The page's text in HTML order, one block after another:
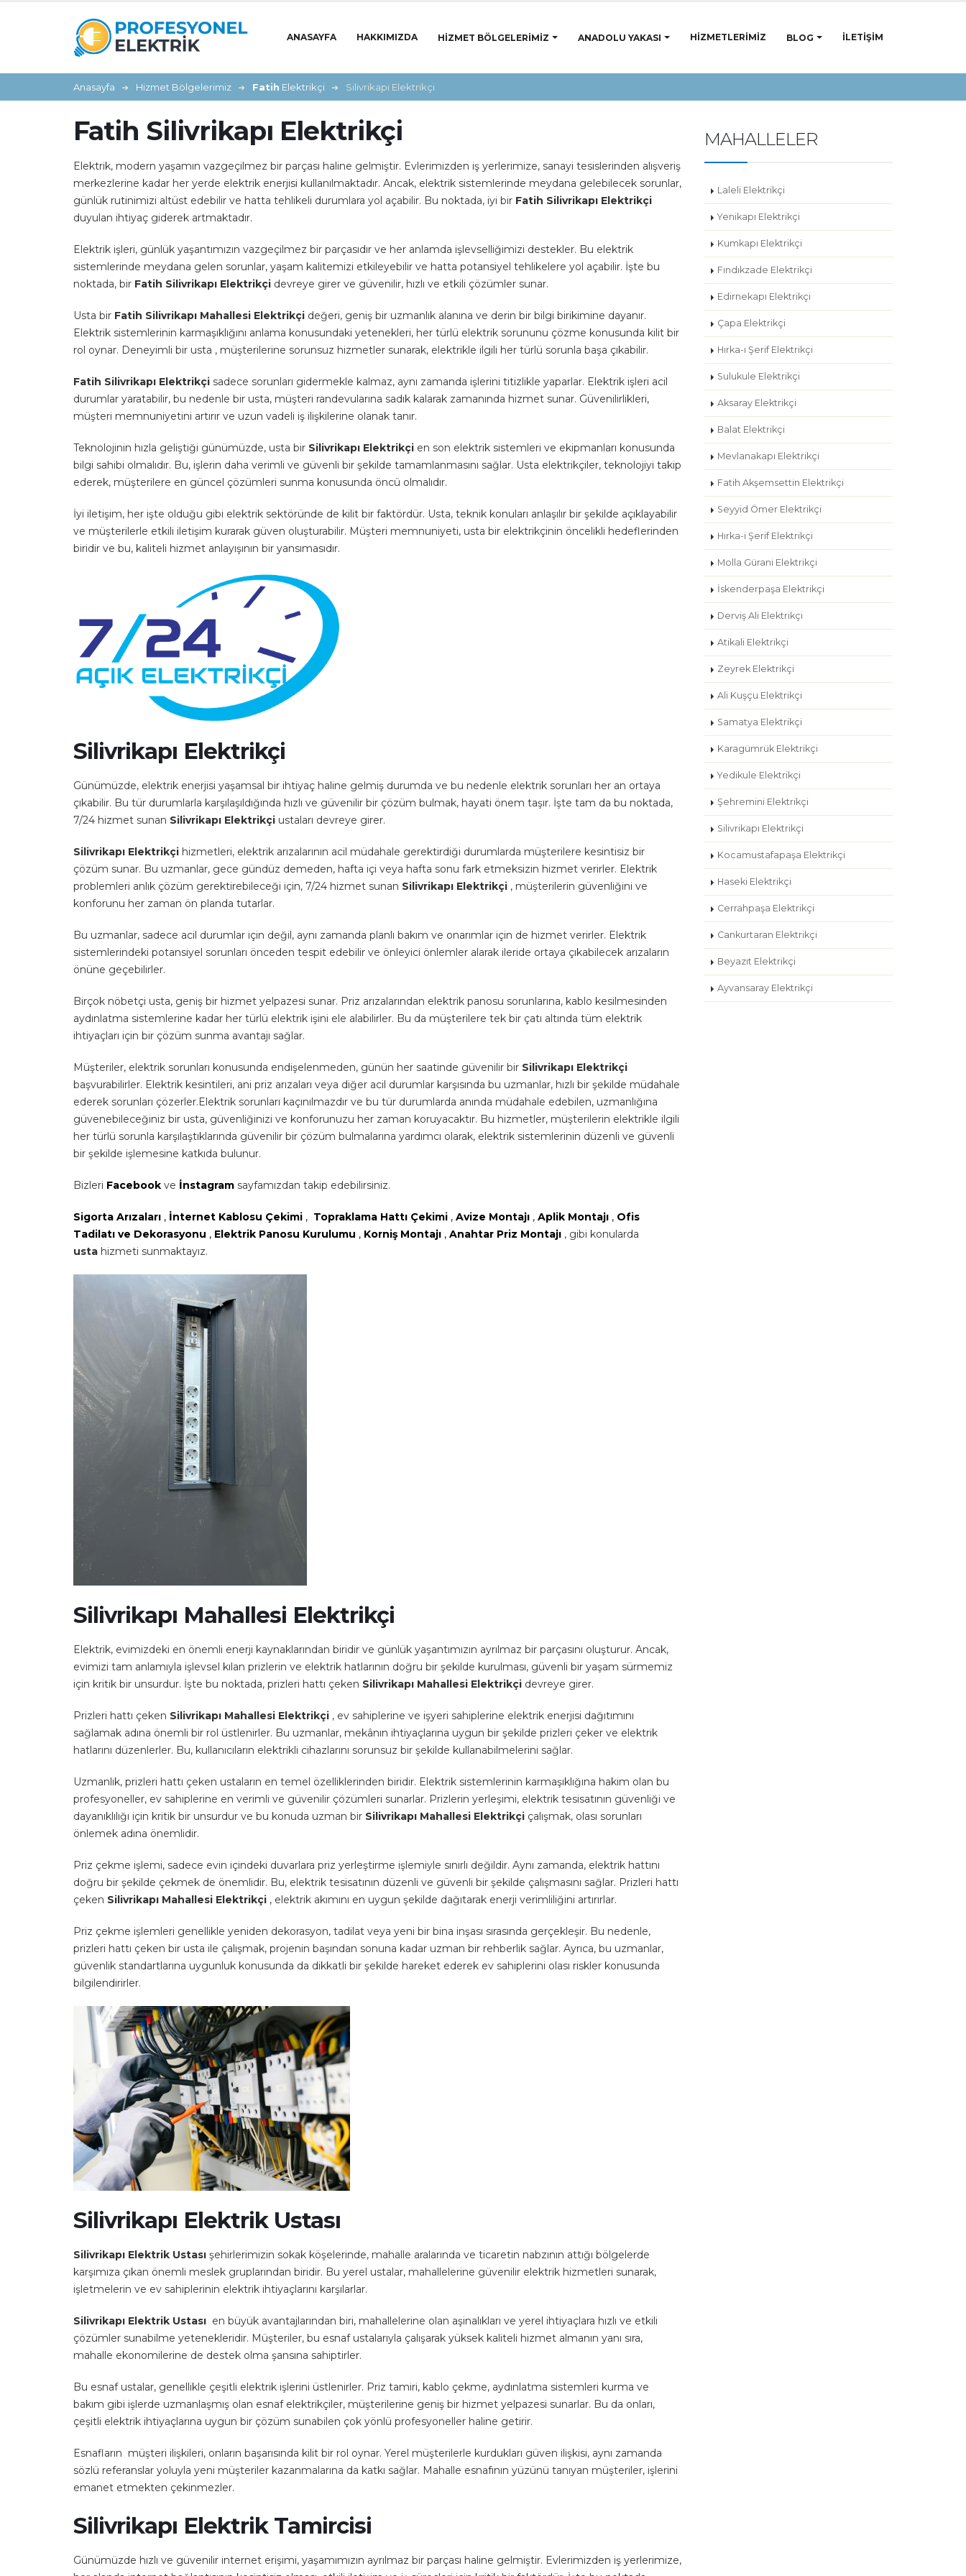
ANASAYFA HAKKIMIZDA HIZMET BÖLGELERIMIZ ANADOLU YAKASI HIZMETLERIMIZ BLOG İLETIŞIM
Anasayfa Hizmet Bölgelerimiz Fatih Elektrikçi Silivrikapı Elektrikçi
Fatih Silivrikapı Elektrikçi
Elektrik, modern yaşamın vazgeçilmez bir parçası haline gelmiştir. Evlerimizden iş yerlerimize, sanayi tesislerinden alışveriş
merkezlerine kadar her yerde elektrik enerjisi kullanılmaktadır. Ancak, elektrik sistemlerinde meydana gelebilecek sorunlar,
günlük rutinimizi altüst edebilir ve hatta tehlikeli durumlara yol açabilir. Bu noktada, iyi bir Fatih Silivrikapı Elektrikçi
duyulan ihtiyaç giderek artmaktadır.
Elektrik işleri, günlük yaşantımızın vazgeçilmez bir parçasıdır ve her anlamda işlevselliğimizi destekler. Bu elektrik
sistemlerinde meydana gelen sorunlar, yaşam kalitemizi etkileyebilir ve hatta potansiyel tehlikelere yol açabilir. İşte bu
noktada, bir Fatih Silivrikapı Elektrikçi devreye girer ve güvenilir, hızlı ve etkili çözümler sunar.
Usta bir Fatih Silivrikapı Mahallesi Elektrikçi değeri, geniş bir uzmanlık alanına ve derin bir bilgi birikimine dayanır.
Elektrik sistemlerinin karmaşıklığını anlama konusundaki yetenekleri, her türlü elektrik sorununu çözme konusunda kilit bir
rol oynar. Deneyimli bir usta , müşterilerine sorunsuz hizmetler sunarak, elektrikle ilgili her türlü sorunla başa çıkabilir.
Fatih Silivrikapı Elektrikçi sadece sorunları gidermekle kalmaz, aynı zamanda işlerini titizlikle yaparlar. Elektrik işleri acil
durumlar yaratabilir, bu nedenle bir usta, müşteri randevularına sadık kalarak zamanında hizmet sunar. Güvenilirlikleri,
müşteri memnuniyetini artırır ve uzun vadeli iş ilişkilerine olanak tanır.
Teknolojinin hızla geliştiği günümüzde, usta bir Silivrikapı Elektrikçi en son elektrik sistemleri ve ekipmanları konusunda
bilgi sahibi olmalıdır. Bu, işlerin daha verimli ve güvenli bir şekilde tamamlanmasını sağlar. Usta elektrikçiler, teknolojiyi takip
ederek, müşterilere en güncel çözümleri sunma konusunda öncü olmalıdır.
İyi iletişim, her işte olduğu gibi elektrik sektöründe de kilit bir faktördür. Usta, teknik konuları anlaşılır bir şekilde açıklayabilir
ve müşterilerle etkili iletişim kurarak güven oluşturabilir. Müşteri memnuniyeti, usta bir elektrikçinin öncelikli hedeflerinden
biridir ve bu, kaliteli hizmet anlayışının bir yansımasıdır.
Silivrikapı Elektrikçi
Günümüzde, elektrik enerjisi yaşamsal bir ihtiyaç haline gelmiş durumda ve bu nedenle elektrik sorunları her an ortaya
çıkabilir. Bu tür durumlarla karşılaşıldığında hızlı ve güvenilir bir çözüm bulmak, hayati önem taşır. İşte tam da bu noktada,
7/24 hizmet sunan Silivrikapı Elektrikçi ustaları devreye girer.
Silivrikapı Elektrikçi hizmetleri, elektrik arızalarının acil müdahale gerektirdiği durumlarda müşterilere kesintisiz bir
çözüm sunar. Bu uzmanlar, gece gündüz demeden, hafta içi veya hafta sonu fark etmeksizin hizmet verirler. Elektrik
problemleri anlık çözüm gerektirebileceği için, 7/24 hizmet sunan Silivrikapı Elektrikçi , müşterilerin güvenliğini ve
konforunu her zaman ön planda tutarlar.
Bu uzmanlar, sadece acil durumlar için değil, aynı zamanda planlı bakım ve onarımlar için de hizmet verirler. Elektrik
sistemlerindeki potansiyel sorunları önceden tespit edebilir ve önleyici önlemler alarak ileride ortaya çıkabilecek arızaların
önüne geçebilirler.
Birçok nöbetçi usta, geniş bir hizmet yelpazesi sunar. Priz arızalarından elektrik panosu sorunlarına, kablo kesilmesinden
aydınlatma sistemlerine kadar her türlü elektrik işini ele alabilirler. Bu da müşterilere tek bir çatı altında tüm elektrik
ihtiyaçları için bir çözüm sunma avantajı sağlar.
Müşteriler, elektrik sorunları konusunda endişelenmeden, günün her saatinde güvenilir bir Silivrikapı Elektrikçi
başvurabilirler. Elektrik kesintileri, ani priz arızaları veya diğer acil durumlar karşısında bu uzmanlar, hızlı bir şekilde müdahale
ederek sorunları çözerler.Elektrik sorunları kaçınılmazdır ve bu tür durumlarda anında müdahale edebilen, uzmanlığına
güvenebileceğiniz bir usta, güvenliğinizi ve konforunuzu her zaman koruyacaktır. Bu hizmetler, müşterilerin elektrikle ilgili
her türlü sorunla karşılaştıklarında güvenilir bir çözüm bulmalarına yardımcı olarak, elektrik sistemlerinin düzenli ve güvenli
bir şekilde işlemesine katkıda bulunur.
Bizleri Facebook ve İnstagram sayfamızdan takip edebilirsiniz.
Sigorta Arızaları , İnternet Kablosu Çekimi , Topraklama Hattı Çekimi , Avize Montajı , Aplik Montajı , Ofis
Tadilatı ve Dekorasyonu , Elektrik Panosu Kurulumu , Korniş Montajı , Anahtar Priz Montajı , gibi konularda
usta hizmeti sunmaktayız.
Silivrikapı Mahallesi Elektrikçi
Elektrik, evimizdeki en önemli enerji kaynaklarından biridir ve günlük yaşantımızın ayrılmaz bir parçasını oluşturur. Ancak,
evimizi tam anlamıyla işlevsel kılan prizlerin ve elektrik hatlarının doğru bir şekilde kurulması, güvenli bir yaşam sürmemiz
için kritik bir unsurdur. İşte bu noktada, prizleri hattı çeken Silivrikapı Mahallesi Elektrikçi devreye girer.
Prizleri hattı çeken Silivrikapı Mahallesi Elektrikçi , ev sahiplerine ve işyeri sahiplerine elektrik enerjisi dağıtımını
sağlamak adına önemli bir rol üstlenirler. Bu uzmanlar, mekânın ihtiyaçlarına uygun bir şekilde prizleri çeker ve elektrik
hatlarını düzenlerler. Bu, kullanıcıların elektrikli cihazlarını sorunsuz bir şekilde kullanabilmelerini sağlar.
Uzmanlık, prizleri hattı çeken ustaların en temel özelliklerinden biridir. Elektrik sistemlerinin karmaşıklığına hakim olan bu
profesyoneller, ev sahiplerine en verimli ve güvenilir çözümleri sunarlar. Prizlerin yerleşimi, elektrik tesisatının güvenliği ve
dayanıklılığı için kritik bir unsurdur ve bu konuda uzman bir Silivrikapı Mahallesi Elektrikçi çalışmak, olası sorunları
önlemek adına önemlidir.
Priz çekme işlemi, sadece evin içindeki duvarlara priz yerleştirme işlemiyle sınırlı değildir. Aynı zamanda, elektrik hattını
doğru bir şekilde çekmek de önemlidir. Bu, elektrik tesisatının düzenli ve güvenli bir şekilde çalışmasını sağlar. Prizleri hattı
çeken Silivrikapı Mahallesi Elektrikçi , elektrik akımını en uygun şekilde dağıtarak enerji verimliliğini artırırlar.
Priz çekme işlemleri genellikle yeniden dekorasyon, tadilat veya yeni bir bina inşası sırasında gerçekleşir. Bu nedenle,
prizleri hattı çeken bir usta ile çalışmak, projenin başından sonuna kadar uzman bir rehberlik sağlar. Ayrıca, bu uzmanlar,
güvenlik standartlarına uygunluk konusunda da dikkatli bir şekilde hareket ederek ev sahiplerini olası riskler konusunda
bilgilendirirler.
Silivrikapı Elektrik Ustası
Silivrikapı Elektrik Ustası şehirlerimizin sokak köşelerinde, mahalle aralarında ve ticaretin nabzının attığı bölgelerde
karşımıza çıkan önemli meslek gruplarından biridir. Bu yerel ustalar, mahallelerine güvenilir elektrik hizmetleri sunarak,
işletmelerin ve ev sahiplerinin elektrik ihtiyaçlarını karşılarlar.
Silivrikapı Elektrik Ustası en büyük avantajlarından biri, mahallelerine olan aşinalıkları ve yerel ihtiyaçlara hızlı ve etkili
çözümler sunabilme yetenekleridir. Müşteriler, bu esnaf ustalarıyla çalışarak yüksek kaliteli hizmet almanın yanı sıra,
mahalle ekonomilerine de destek olma şansına sahiptirler.
Bu esnaf ustalar, genellikle çeşitli elektrik işlerini üstlenirler. Priz tamiri, kablo çekme, aydınlatma sistemleri kurma ve
bakım gibi işlerde uzmanlaşmış olan esnaf elektrikçiler, müşterilerine geniş bir hizmet yelpazesi sunarlar. Bu da onları,
çeşitli elektrik ihtiyaçlarına uygun bir çözüm sunabilen çok yönlü profesyoneller haline getirir.
Esnafların müşteri ilişkileri, onların başarısında kilit bir rol oynar. Yerel müşterilerle kurdukları güven ilişkisi, aynı zamanda
sözlü referanslar yoluyla yeni müşteriler kazanmalarına da katkı sağlar. Mahalle esnafının yüzünü tanıyan müşteriler, işlerini
emanet etmekten çekinmezler.
Silivrikapı Elektrik Tamircisi
Günümüzde hızlı ve güvenilir internet erişimi, yaşamımızın ayrılmaz bir parçası haline gelmiştir. Evlerimizden iş yerlerimize,
MAHALLELER
Laleli Elektrikçi
Yenikapı Elektrikçi
Kumkapı Elektrikçi
Fındıkzade Elektrikçi
Edirnekapı Elektrikçi
Çapa Elektrikçi
Hırka-ı Şerif Elektrikçi
Sulukule Elektrikçi
Aksaray Elektrikçi
Balat Elektrikçi
Mevlanakapı Elektrikçi
Fatih Akşemsettin Elektrikçi
Seyyid Ömer Elektrikçi
Hırka-i Şerif Elektrikçi
Molla Gürani Elektrikçi
İskenderpaşa Elektrikçi
Derviş Ali Elektrikçi
Atikali Elektrikçi
Zeyrek Elektrikçi
Ali Kuşçu Elektrikçi
Samatya Elektrikçi
Karagümrük Elektrikçi
Yedikule Elektrikçi
Şehremini Elektrikçi
Silivrikapı Elektrikçi
Kocamustafapaşa Elektrikçi
Haseki Elektrikçi
Cerrahpaşa Elektrikçi
Cankurtaran Elektrikçi
Beyazıt Elektrikçi
Ayvansaray Elektrikçi